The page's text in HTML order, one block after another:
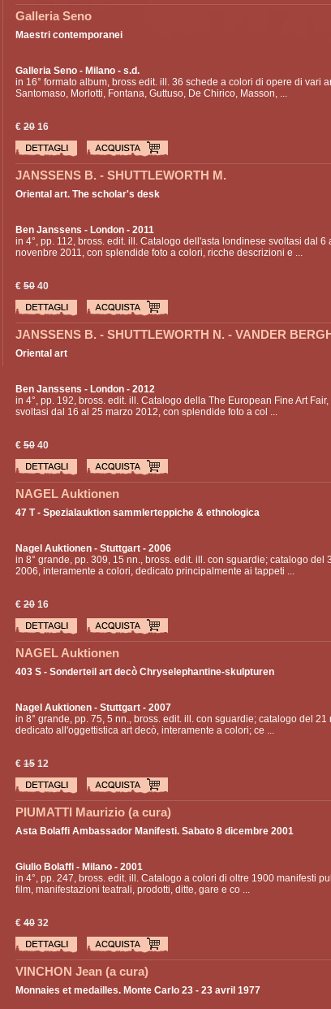
Galleria Seno
Maestri contemporanei
Galleria Seno - Milano - s.d.
in 16° formato album, bross edit. ill. 36 schede a colori di opere di vari
Santomaso, Morlotti, Fontana, Guttuso, De Chirico, Masson, ...
€ 20 16
JANSSENS B. - SHUTTLEWORTH M.
Oriental art. The scholar's desk
Ben Janssens - London - 2011
in 4°, pp. 112, bross. edit. ill. Catalogo dell'asta londinese svoltasi dal 6
novenbre 2011, con splendide foto a colori, ricche descrizioni e ...
€ 50 40
JANSSENS B. - SHUTTLEWORTH N. - VANDER
Oriental art
Ben Janssens - London - 2012
in 4°, pp. 192, bross. edit. ill. Catalogo della The European Fine Art
svoltasi dal 16 al 25 marzo 2012, con splendide foto a col ...
€ 50 40
NAGEL Auktionen
47 T - Spezialauktion sammlerteppiche & ethnologica
Nagel Auktionen - Stuttgart - 2006
in 8° grande, pp. 309, 15 nn., bross. edit. ill. con sguardie; catalogo del
2006, interamente a colori, dedicato principalmente ai tappeti ...
€ 20 16
NAGEL Auktionen
403 S - Sonderteil art decò Chryselephantine-skulpturen
Nagel Auktionen - Stuttgart - 2007
in 8° grande, pp. 75, 5 nn., bross. edit. ill. con sguardie; catalogo del 21
dedicato all'oggettistica art decò, interamente a colori; ce ...
€ 15 12
PIUMATTI Maurizio (a cura)
Asta Bolaffi Ambassador Manifesti. Sabato 8 dicembre 2001
Giulio Bolaffi - Milano - 2001
in 4°, pp. 247, bross. edit. ill. Catalogo a colori di oltre 1900 manifesti
film, manifestazioni teatrali, prodotti, ditte, gare e co ...
€ 40 32
VINCHON Jean (a cura)
Monnaies et medailles. Monte Carlo 23 - 23 avril 1977